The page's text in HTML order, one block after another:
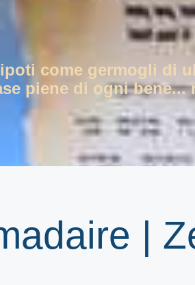
come germogli di
piene di ogni bene...
|